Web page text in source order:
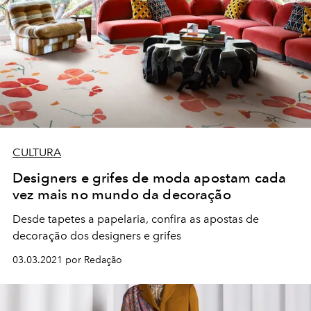
CULTURA
Designers e grifes de moda apostam cada
vez mais no mundo da decoração
Desde tapetes a papelaria, confira as apostas de
decoração dos designers e grifes
03.03.2021 por Redação